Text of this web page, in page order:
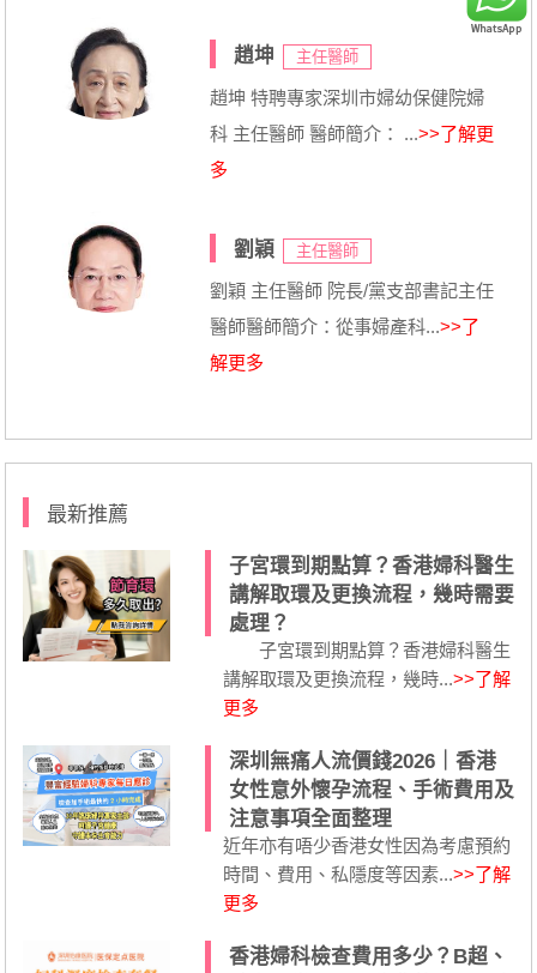
趙坤 主任醫師
趙坤 特聘專家深圳市婦幼保健院婦
科 主任醫師 醫師簡介： ...>>了解更
多
劉穎 主任醫師
劉穎 主任醫師 院長/黨支部書記主任
醫師醫師簡介：從事婦產科...>>了
解更多
最新推薦
子宮環到期點算？香港婦科醫生
講解取環及更換流程，幾時需要
處理？
子宮環到期點算？香港婦科醫生
講解取環及更換流程，幾時...>>了解
更多
深圳無痛人流價錢2026｜香港
女性意外懷孕流程、手術費用及
注意事項全面整理
近年亦有唔少香港女性因為考慮預約
時間、費用、私隱度等因素...>>了解
更多
香港婦科檢查費用多少？B超、